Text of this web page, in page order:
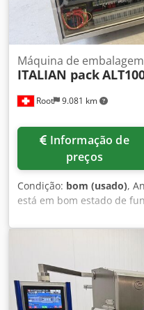
Root 9.081 km
Máquina de embalagem
ITALIAN pack
preços
Condição: bom (usado),
está em bom estado de